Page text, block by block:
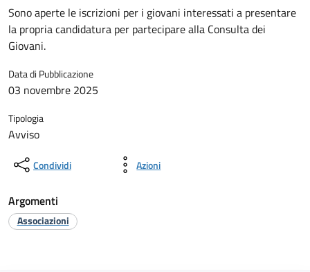
Sono aperte le iscrizioni per i giovani interessati a presentare
la propria candidatura per partecipare alla Consulta dei
Giovani.
Data di Pubblicazione
03 novembre 2025
Tipologia
Avviso
Condividi Azioni
Argomenti
Associazioni